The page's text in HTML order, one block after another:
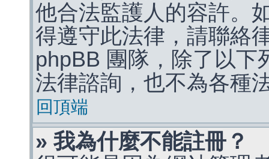
他合法監護人的容許。
得遵守此法律，請聯絡
phpBB 團隊，除了以下
法律諮詢，也不為各種
回頂端
» 我為什麼不能註冊？